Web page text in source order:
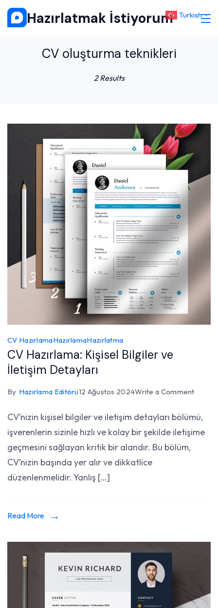
Skip
Hazırlatmak İstiyorum
CV oluşturma teknikleri
2 Results
CV HazırlamaHazırlamaHazırlatma
CV Hazırlama: Kişisel Bilgiler ve
İletişim Detayları
By Hazırlama Editörü12 Ağustos 2024Write a Commenton
Kişisel
CV’nizin kişisel bilgiler ve iletişim detayları bölümü,
işverenlerin sizinle hızlı ve kolay bir şekilde iletişime
geçmesini sağlayan kritik bir alandır. Bu bölüm,
CV’nizin başında yer alır ve dikkatlice
düzenlenmelidir. Yanlış […]
Read More
Turkish ▼